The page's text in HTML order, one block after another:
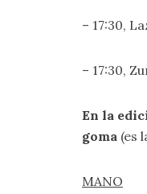
– 17:30,
– 17:30,
En la
goma (es
MANO